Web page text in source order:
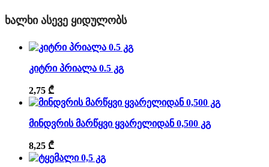
ᲮᲐᲚᲮᲘ ᲐᲡᲔᲕᲔ ᲧᲘᲓᲣᲚᲝᲑᲡ
კიტრი პრიალა 0.5 კგ
2,75 ₾
მინდვრის მარწყვი ყვარელიდან 0,500 კგ
8,25 ₾